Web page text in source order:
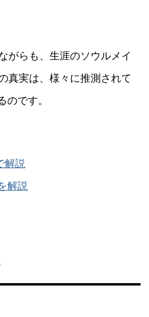
がらも、生涯のソウルメイ
真実は、様々に推測されて
です。
解説
解説